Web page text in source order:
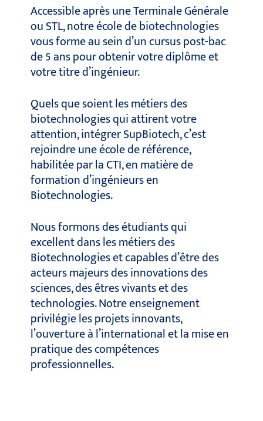
Accessible après une Terminale Générale
ou STL, notre école de biotechnologies
vous forme au sein d’un cursus post-bac
de 5 ans pour obtenir votre diplôme et
votre titre d’ingénieur.
Quels que soient les métiers des
biotechnologies qui attirent votre
attention, intégrer SupBiotech, c’est
rejoindre une école de référence,
habilitée par la CTI, en matière de
formation d’ingénieurs en
Biotechnologies.
Nous formons des étudiants qui
excellent dans les métiers des
Biotechnologies et capables d’être des
acteurs majeurs des innovations des
sciences, des êtres vivants et des
technologies. Notre enseignement
privilégie les projets innovants,
l’ouverture à l’international et la mise en
pratique des compétences
professionnelles.